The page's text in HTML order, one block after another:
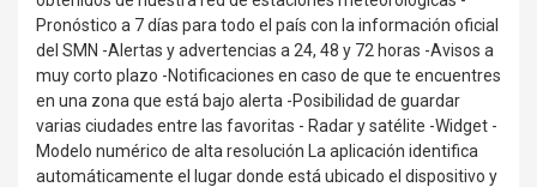
Pronóstico a 7 días para todo el país con la información oficial
del SMN -Alertas y advertencias a 24, 48 y 72 horas -Avisos a
muy corto plazo -Notificaciones en caso de que te encuentres
en una zona que está bajo alerta -Posibilidad de guardar
varias ciudades entre las favoritas - Radar y satélite -Widget -
Modelo numérico de alta resolución La aplicación identifica
automáticamente el lugar donde está ubicado el dispositivo y